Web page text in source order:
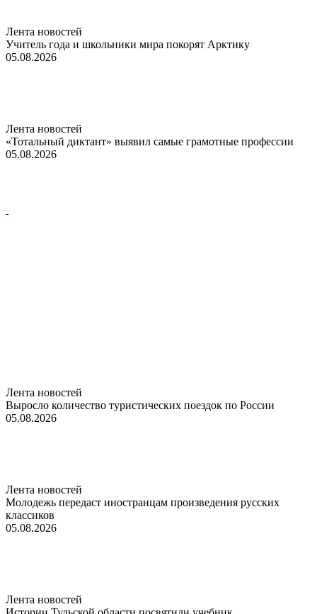
Лента новостей
Учитель года и школьники мира покорят Арктику
05.08.2026
Лента новостей
«Тотальный диктант» выявил самые грамотные профессии
05.08.2026
Лента новостей
Выросло количество туристических поездок по России
05.08.2026
Лента новостей
Молодежь передаст иностранцам произведения русских
классиков
05.08.2026
Лента новостей